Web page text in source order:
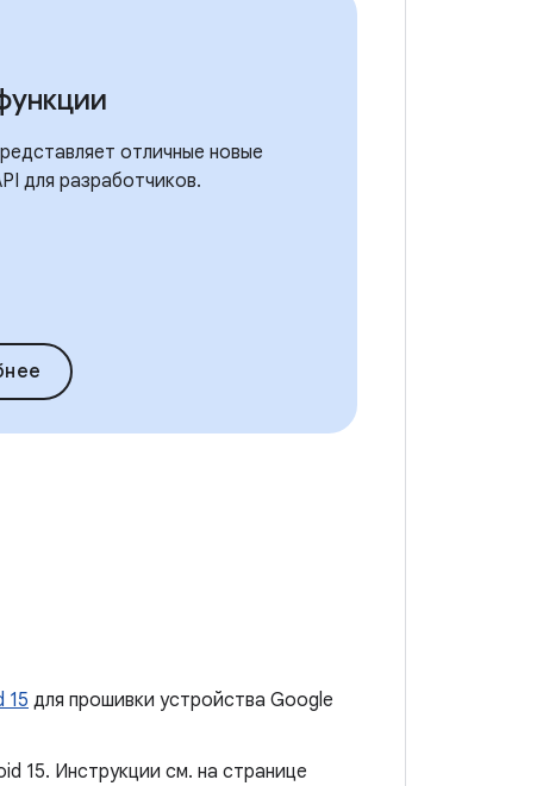
отличные новые
для разработчиков.
15 для прошивки устройства Google
15. Инструкции см. на странице